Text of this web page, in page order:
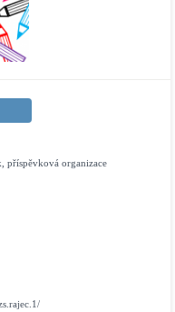
příspěvková organizace